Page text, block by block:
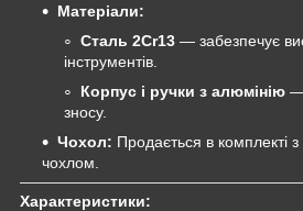
Матеріали:
Сталь 2Cr13 — забезпечує
інструментів.
Корпус і ручки з алюмінію —
зносу.
Чохол: Продається в комплекті
чохлом.
Характеристики: